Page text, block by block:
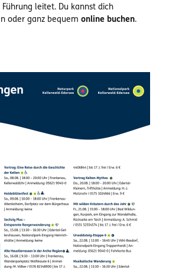
leitet. Du kannst dich
oder ganz bequem online buchen.